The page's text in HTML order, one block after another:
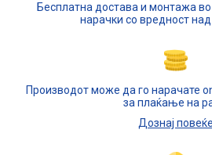
Бесплатна достава и монтажа
нарачки со вредност над
Производот може да го нарачате
за плаќање на
Дознај повеќе